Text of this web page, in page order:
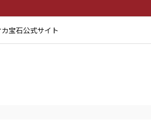
カ宝石公式サイト